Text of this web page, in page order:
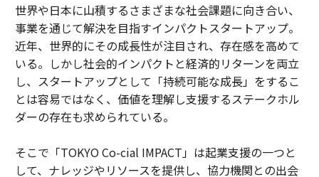
世界や日本に山積するさまざまな社会課題に向き合い、
事業を通じて解決を目指すインパクトスタートアップ。
近年、世界的にその成長性が注目され、存在感を高めて
いる。しかし社会的インパクトと経済的リターンを両立
し、スタートアップとして「持続可能な成長」をするこ
とは容易ではなく、価値を理解し支援するステークホル
ダーの存在も求められている。
そこで「TOKYO Co-cial IMPACT」は起業支援の一つと
して、ナレッジやリソースを提供し、協力機関との出会